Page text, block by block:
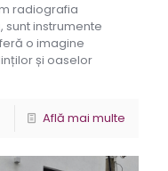
radiografia
instrumente
o imagine
și oaselor
Află mai multe